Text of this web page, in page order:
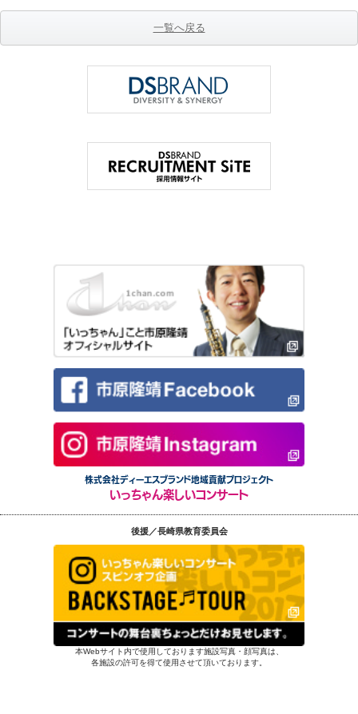
一覧へ戻る
株式会社ディーエスブランド地域貢献プロジェクト
いっちゃん楽しいコンサート
後援／長崎県教育委員会
本Webサイト内で使用しております施設写真・顔写真は、
各施設の許可を得て使用させて頂いております。